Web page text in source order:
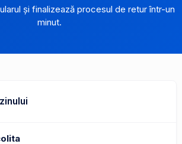
și finalizează procesul de retur într-un
minut.